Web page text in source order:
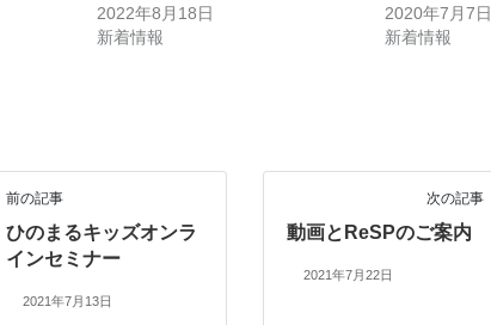
2022年8月18日
新着情報
2020年7月7日
新着情報
前の記事
ひのまるキッズオンラ
インセミナー
2021年7月13日
次の記事
動画とReSPのご案内
2021年7月22日